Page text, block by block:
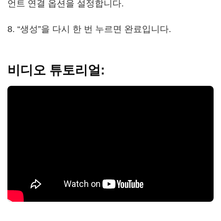
언트 연결 옵션을 설정합니다.
8. “생성”을 다시 한 번 누르면 완료입니다.
비디오 튜토리얼: